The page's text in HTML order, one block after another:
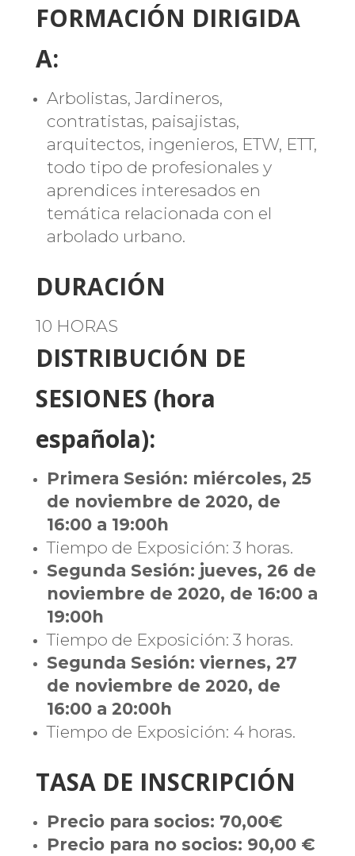
FORMACIÓN DIRIGIDA
A:
Arbolistas, Jardineros,
contratistas, paisajistas,
arquitectos, ingenieros, ETW, ETT,
todo tipo de profesionales y
aprendices interesados en
temática relacionada con el
arbolado urbano.
DURACIÓN
10 HORAS
DISTRIBUCIÓN DE
SESIONES (hora
española):
Primera Sesión: miércoles, 25
de noviembre de 2020, de
16:00 a 19:00h
Tiempo de Exposición: 3 horas.
Segunda Sesión: jueves, 26 de
noviembre de 2020, de 16:00 a
19:00h
Tiempo de Exposición: 3 horas.
Segunda Sesión: viernes, 27
de noviembre de 2020, de
16:00 a 20:00h
Tiempo de Exposición: 4 horas.
TASA DE INSCRIPCIÓN
Precio para socios: 70,00€
Precio para no socios: 90,00 €